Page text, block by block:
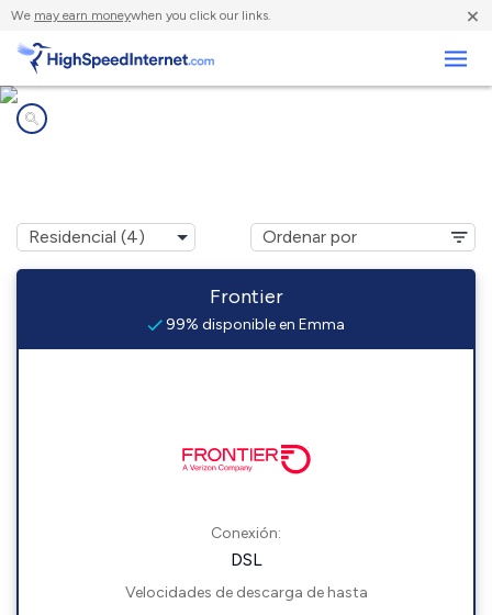
We may earn moneywhen you click our links. ×
Frontier
99% disponible en Emma
Conexión:
DSL
Velocidades de descarga de hasta